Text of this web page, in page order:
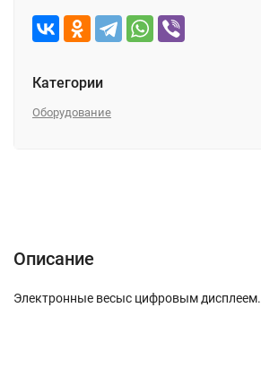
Категории
Оборудование
Описание
Электронные весыс цифровым дисплеем.